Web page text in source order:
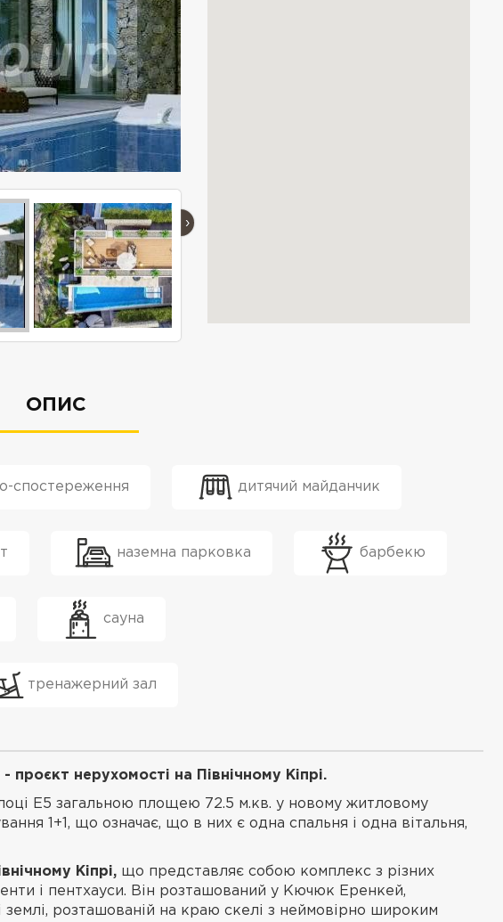
›
ОПИС
спостереження дитячий майданчик
наземна парковка барбекю
сауна
тренажерний зал
нерухомості на Північному Кіпрі.
E5 загальною площею 72.5 м.кв. у новому житловому
1+1, що означає, що в них є одна спальня і одна вітальня,
Кіпрі, що представляє собою комплекс з різних
і пентхауси. Він розташований у Кючюк Еренкей,
землі, розташованій на краю скелі з неймовірно широким